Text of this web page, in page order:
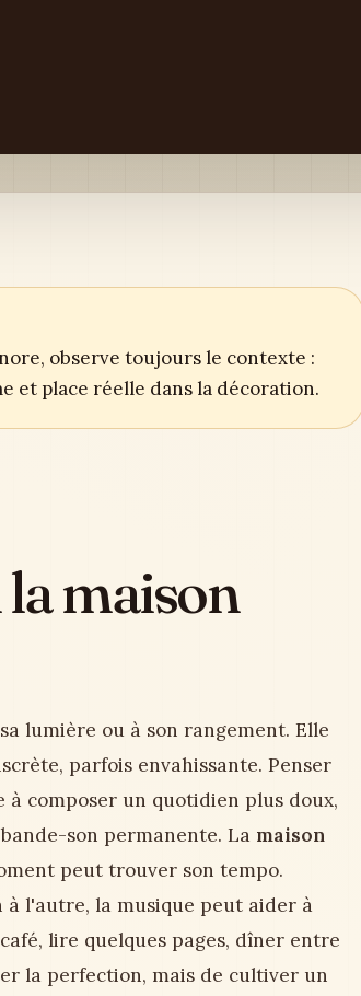
observe toujours le contexte :
et place réelle dans la décoration.
maison
lumière ou à son rangement. Elle
parfois envahissante. Penser
à composer un quotidien plus doux,
son permanente. La maison
peut trouver son tempo.
à l'autre, la musique peut aider à
lire quelques pages, dîner entre
la perfection, mais de cultiver un